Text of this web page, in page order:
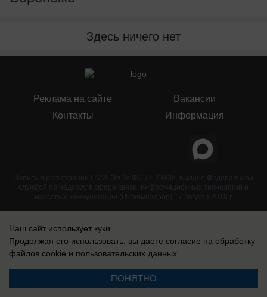
Здесь ничего нет
Реклама на сайте
Контакты
Вакансии
Информация
Запись о регистрации СМИ: Эл № ФС 77-73438, выдано Федеральной
службой по надзору в сфере связи, информационных технологий и
массовых коммуникаций (Роскомнадзор) 17 августа 2018 г.
Наш сайт использует куки.
Продолжая его использовать, вы даете согласие на обработку
файлов cookie и пользовательских данных.
ПОНЯТНО